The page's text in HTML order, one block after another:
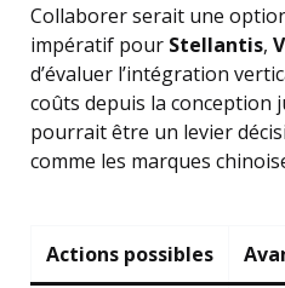
Collaborer serait une
impératif pour Stellantis,
d’évaluer l’intégration
coûts depuis la conception
pourrait être un levier
comme les marques
Actions possibles